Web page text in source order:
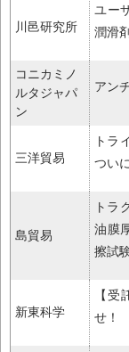
川邑研究所
ユー
潤滑
コニカミノ
ルタジャパ
ン
アン
三洋貿易
トラ
つい
島貿易
トラ
油膜
擦試
新東科学
【
せ！